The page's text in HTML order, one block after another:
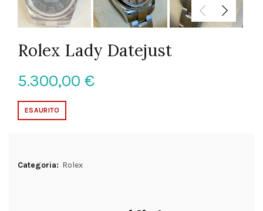
Rolex Lady Datejust
5.300,00 €
ESAURITO
Categoria: Rolex